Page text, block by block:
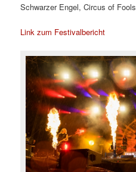
Schwarzer Engel, Circus of Fools
Link zum Festivalbericht